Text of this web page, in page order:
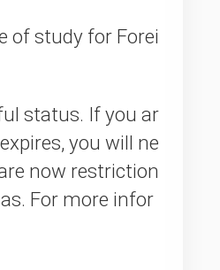
of study for Forei
status. If you ar
you will ne
now restriction
For more infor